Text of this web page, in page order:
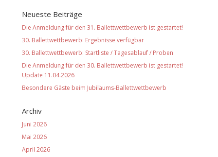
Neueste Beiträge
Die Anmeldung für den 31. Ballettwettbewerb ist gestartet!
30. Ballettwettbewerb: Ergebnisse verfügbar
30. Ballettwettbewerb: Startliste / Tagesablauf / Proben
Die Anmeldung für den 30. Ballettwettbewerb ist gestartet!
Update 11.04.2026
Besondere Gäste beim Jubiläums-Ballettwettbewerb
Archiv
Juni 2026
Mai 2026
April 2026